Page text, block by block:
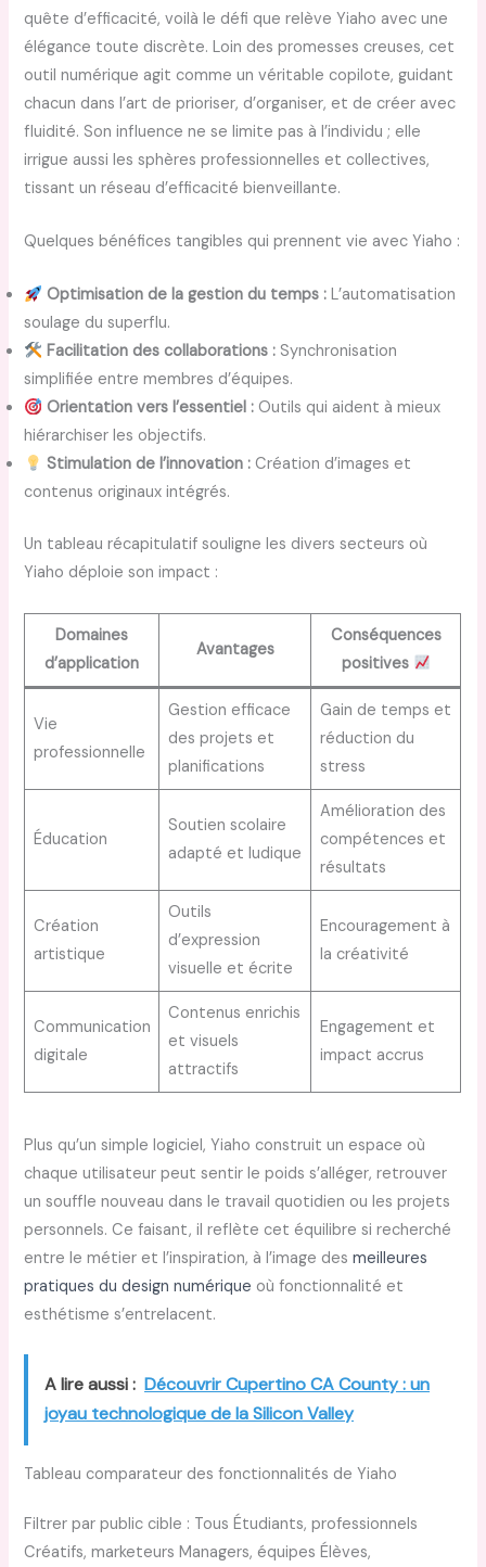
quête d’efficacité, voilà le défi que relève Yiaho avec une
élégance toute discrète. Loin des promesses creuses, cet
outil numérique agit comme un véritable copilote, guidant
chacun dans l’art de prioriser, d’organiser, et de créer avec
fluidité. Son influence ne se limite pas à l’individu ; elle
irrigue aussi les sphères professionnelles et collectives,
tissant un réseau d’efficacité bienveillante.
Quelques bénéfices tangibles qui prennent vie avec Yiaho :
Optimisation de la gestion du temps : L’automatisation
soulage du superflu.
Facilitation des collaborations : Synchronisation
simplifiée entre membres d’équipes.
Orientation vers l’essentiel : Outils qui aident à mieux
hiérarchiser les objectifs.
Stimulation de l’innovation : Création d’images et
contenus originaux intégrés.
Un tableau récapitulatif souligne les divers secteurs où
Yiaho déploie son impact :
Domaines
d’application
Avantages
Conséquences
positives
Vie
professionnelle
Gestion efficace
des projets et
planifications
Gain de temps et
réduction du
stress
Éducation
Soutien scolaire
adapté et ludique
Amélioration des
compétences et
résultats
Création
artistique
Outils
d’expression
visuelle et écrite
Encouragement à
la créativité
Communication
digitale
Contenus enrichis
et visuels
attractifs
Engagement et
impact accrus
Plus qu’un simple logiciel, Yiaho construit un espace où
chaque utilisateur peut sentir le poids s’alléger, retrouver
un souffle nouveau dans le travail quotidien ou les projets
personnels. Ce faisant, il reflète cet équilibre si recherché
entre le métier et l’inspiration, à l’image desmeilleures
pratiques du design numérique où fonctionnalité et
esthétisme s’entrelacent.
A lire aussi : Découvrir Cupertino CA County : un
joyau technologique de la Silicon Valley
Tableau comparateur des fonctionnalités de Yiaho
Filtrer par public cible : Tous Étudiants, professionnels
Créatifs, marketeurs Managers, équipes Élèves,